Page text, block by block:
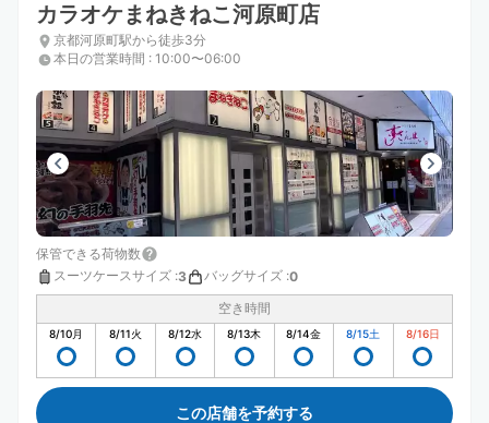
カラオケまねきねこ河原町店
京都河原町駅から徒歩3分
本日の営業時間 : 10:00〜06:00
保管できる荷物数
スーツケースサイズ :3 バッグサイズ :0
空き時間
8/10月 8/11火 8/12水 8/13木 8/14金 8/15土 8/16日
この店舗を予約する